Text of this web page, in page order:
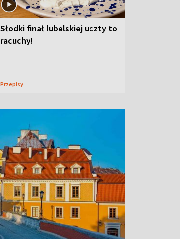
Słodki finał lubelskiej uczty to
racuchy!
Przepisy